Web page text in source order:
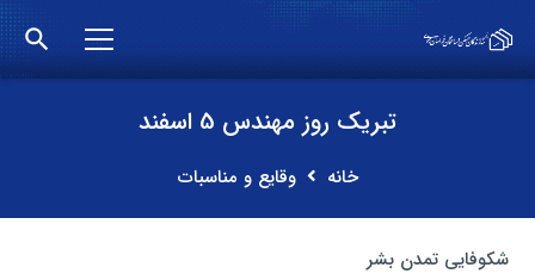
search
تبریک روز مهندس 5 اسفند
خانه وقایع و مناسبات
شکوفایی تمدن بشر